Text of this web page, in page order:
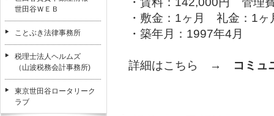
世田谷ＷＥＢ
ことぶき法律事務所
税理士法人ヘルムズ
（山波税務会計事務所)
東京世田谷ロータリーク
ラブ
・敷金：1ヶ月 礼金：1ヶ
・築年月：1997年4月
詳細はこちら → コミュ